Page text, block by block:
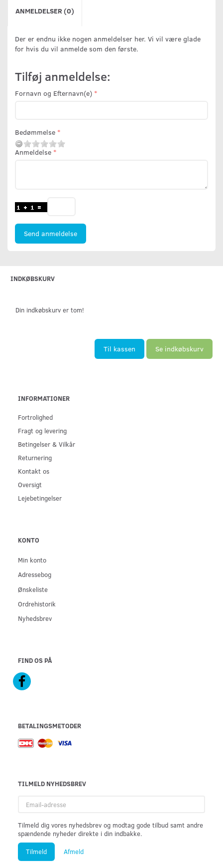
ANMELDELSER (0)
Der er endnu ikke nogen anmeldelser her. Vi vil være glade
for hvis du vil anmelde som den første.
Tilføj anmeldelse:
Fornavn og Efternavn(e)
Bedømmelse
Anmeldelse
Send anmeldelse
INDKØBSKURV
Din indkøbskurv er tom!
Til kassen Se indkøbskurv
INFORMATIONER
Fortrolighed
Fragt og levering
Betingelser & Vilkår
Returnering
Kontakt os
Oversigt
Lejebetingelser
KONTO
Min konto
Adressebog
Ønskeliste
Ordrehistorik
Nyhedsbrev
FIND OS PÅ
BETALINGSMETODER
TILMELD NYHEDSBREV
adresse
Tilmeld dig vores nyhedsbrev og modtag gode tilbud samt andre
spændende nyheder direkte i din indbakke.
Tilmeld Afmeld